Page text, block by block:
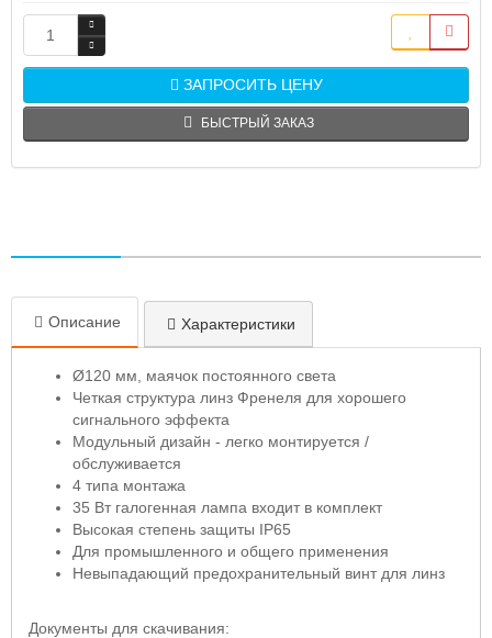
ЗАПРОСИТЬ ЦЕНУ
БЫСТРЫЙ ЗАКАЗ
Описание Характеристики
Ø120 мм, маячок постоянного света
Четкая структура линз Френеля для хорошего
сигнального эффекта
Модульный дизайн - легко монтируется /
обслуживается
4 типа монтажа
35 Вт галогенная лампа входит в комплект
Высокая степень защиты IP65
Для промышленного и общего применения
Невыпадающий предохранительный винт для линз
Документы для скачивания: